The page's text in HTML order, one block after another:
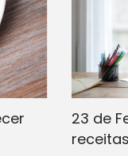
23 de
receitas